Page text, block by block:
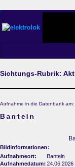
Sichtungs-Rubrik:
Aufnahme in die Datenbank
Banteln
Bildinformationen:
Aufnahmeort:
Banteln
Aufnahmedatum: 24.06.2026